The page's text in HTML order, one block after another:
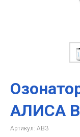
АЛИСА
Артикул: AB3